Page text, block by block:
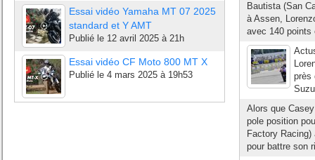
Essai vidéo Yamaha MT 07 2025
standard et Y AMT
Publié le 12 avril 2025 à 21h
Essai vidéo CF Moto 800 MT X
Publié le 4 mars 2025 à 19h53
Bautista (San
à Assen,
avec 140 points
près
Alors que
pole position
Factory
pour battre son